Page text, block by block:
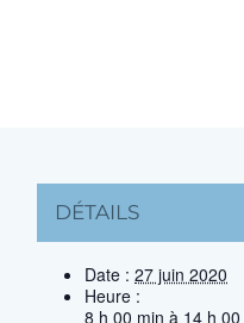
DÉTAILS
Date : 27 juin 2020
Heure :
8 h 00 min à 14 h 00